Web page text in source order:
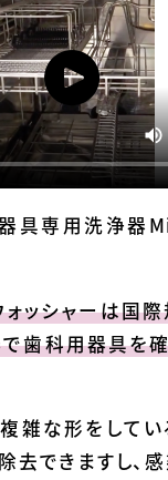
具専用洗浄器
ォッシャーは国
歯科用器具を
雑な形をして
去できますし、